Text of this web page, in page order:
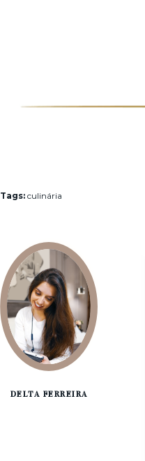
Tags: culinária
DELTA FERREIRA